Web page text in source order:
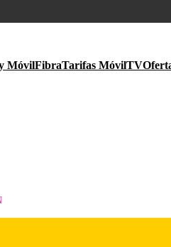
MóvilFibraTarifas MóvilTV